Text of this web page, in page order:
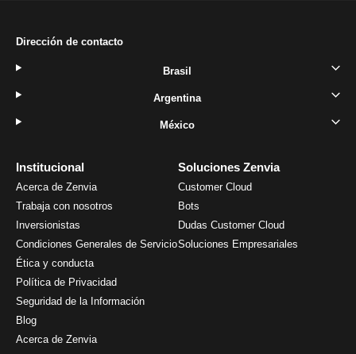
Institucional
Acerca de Zenvia
Trabaja con nosotros
Inversionistas
Condiciones Generales de Servicio
Ética y conducta
Política de Privacidad
Seguridad de la Información
Blog
Acerca de Zenvia
Soluciones Zenvia
Customer Cloud
Bots
Dudas Customer Cloud
Soluciones Empresariales
Dirección de contacto
Brasil
Argentina
México